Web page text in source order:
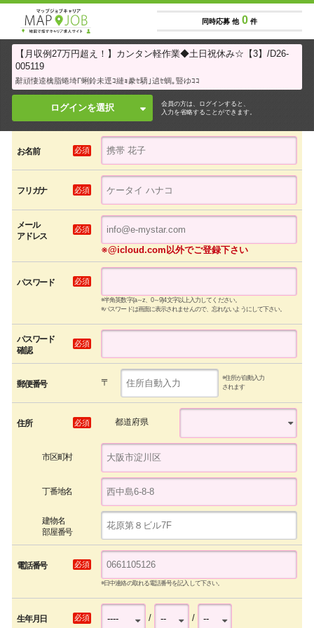
同時応募 他 0 件
【月収例27万円超え！】カンタン軽作業◆土日祝休み☆【3】/D26-
005119
辭頑悽逵檎脂蜷埼Γ蜊鈴未逕ｺ縺ｮ豢ｾ驕｣遉ｾ蜩｡豎ゆｺｺ
ログインを選択
会員の方は、ログインすると、
入力を省略することができます。
お名前 必須
フリガナ 必須
メール
アドレス
必須
※@icloud.com以外でご登録下さい
パスワード 必須
※半角英数字(a～z、0～9)4文字以上入力してください。
※パスワードは画面に表示されませんので、忘れないようにして下さい。
パスワード
確認
必須
郵便番号 〒
※住所が自動入力
されます
住所 必須 都道府県
市区町村
丁番地名
建物名
部屋番号
電話番号 必須
※日中連絡の取れる電話番号を記入して下さい。
生年月日 必須 / /